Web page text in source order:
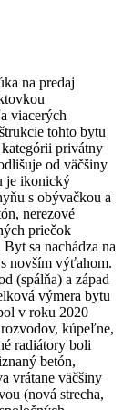
na predaj
viacerých
tohto bytu
privátny
od väčšiny
je ikonický
s obývačkou a
nerezové
priečok
sa nachádza na
novším výťahom.
(spálňa) a západ
výmera bytu
v roku 2020
kúpeľne,
radiátory boli
betón,
vrátane väčšiny
(nová strecha,